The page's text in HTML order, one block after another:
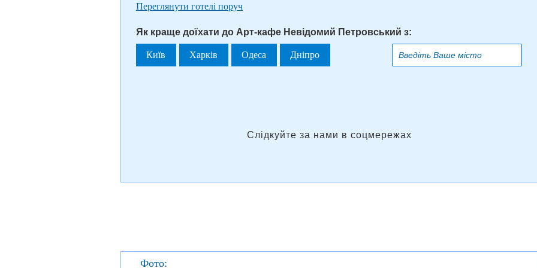
Переглянути готелі поруч
Як краще доїхати до Арт-кафе Невідомий Петровський з:
Київ Харків Одеса Дніпро
Слідкуйте за нами в соцмережах
Фото: